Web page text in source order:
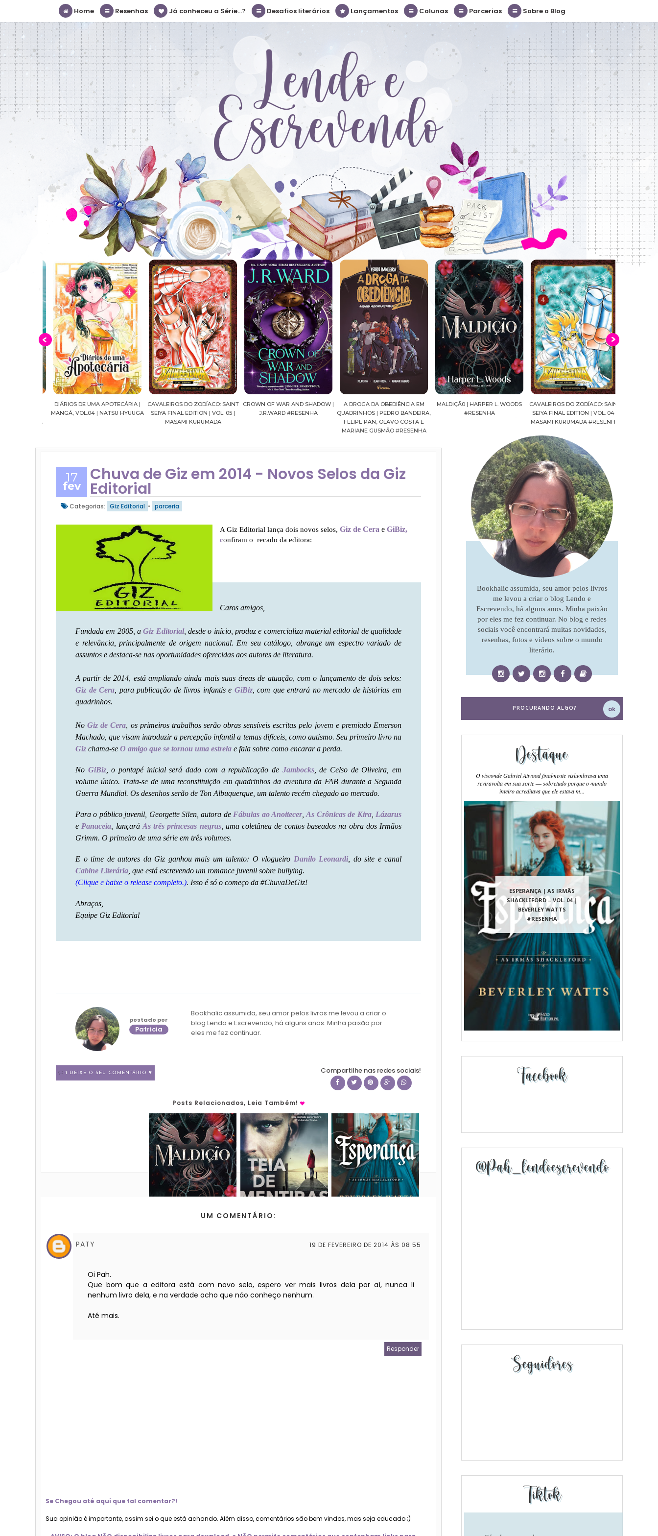
Home Resenhas Já conheceu a Série...? Desafios literários Lançamentos Colunas Parcerias Sobre o Blog
DIÁRIOS DE UMA APOTECÁRIA |
MANGÁ, VOL.04 | NATSU HYUUGA
CAVALEIROS DO ZODÍACO: SAINT
SEIYA FINAL EDITION | VOL. 05 |
MASAMI KURUMADA
CROWN OF WAR AND SHADOW |
J.R.WARD #RESENHA
A DROGA DA OBEDIÊNCIA EM
QUADRINHOS | PEDRO BANDEIRA,
FELIPE PAN, OLAVO COSTA E
MARIANE GUSMÃO #RESENHA
MALDIÇÃ0 | HARPER L. WOODS
#RESENHA
CAVALEIROS DO ZODÍACO: SAINT
SEIYA FINAL EDITION | VOL. 04 |
MASAMI KURUMADA #RESENHA
17
fev
Chuva de Giz em 2014 - Novos Selos da Giz
Editorial
Categorias: Giz Editorial • parceria
A Giz Editorial lança dois novos selos, Giz de Cera e GiBiz,
confiram o recado da editora:
Caros amigos,
Fundada em 2005, aGiz Editorial, desde o início, produz e comercializa material editorial de qualidade
e relevância, principalmente de origem nacional. Em seu catálogo, abrange um espectro variado de
assuntos e destaca-se nas oportunidades oferecidas aos autores de literatura.
A partir de 2014, está ampliando ainda mais suas áreas de atuação, com o lançamento de dois selos:
Giz de Cera , para publicação de livros infantis e GiBiz, com que entrará no mercado de histórias em
quadrinhos.
NoGiz de Cera , os primeiros trabalhos serão obras sensíveis escritas pelo jovem e premiado Emerson
Machado, que visam introduzir a percepção infantil a temas difíceis, como autismo. Seu primeiro livro na
Giz chama-se O amigo que se tornou uma estrela e fala sobre como encarar a perda.
No GiBiz, o pontapé inicial será dado com a republicação de Jambocks, de Celso de Oliveira, em
volume único. Trata-se de uma reconstituição em quadrinhos da aventura da FAB durante a Segunda
Guerra Mundial. Os desenhos serão de Ton Albuquerque, um talento recém chegado ao mercado.
Para o público juvenil, Georgette Silen, autora de Fábulas ao Anoitecer,As Crônicas de Kira, Lázarus
e Panaceia , lançará As três princesas negras, uma coletânea de contos baseados na obra dos Irmãos
Grimm. O primeiro de uma série em três volumes.
E o time de autores da Giz ganhou mais um talento: O vlogueiro Danilo Leonardi, do site e canal
Cabine Literária , que está escrevendo um romance juvenil sobre bullying.
(Clique e baixe o release completo.). Isso é só o começo da #ChuvaDeGiz!
Abraços,
Equipe Giz Editorial
postado por
Patricia
Bookhalic assumida, seu amor pelos livros me levou a criar o
blog Lendo e Escrevendo, há alguns anos. Minha paixão por
eles me fez continuar.
1 DEIXE O SEU COMENTÁRIO ♥ Compartilhe nas redes sociais!
Posts Relacionados, Leia Também!
UM COMENTÁRIO:
PATY 19 DE FEVEREIRO DE 2014 ÀS 08:55
Oi Pah.
Que bom que a editora está com novo selo, espero ver mais livros dela por aí, nunca li
nenhum livro dela, e na verdade acho que não conheço nenhum.
Até mais.
Responder
Se Chegou até aqui que tal comentar?!
Sua opinião é importante, assim sei o que está achando. Além disso, comentários são bem vindos, mas seja educado ;)
Bookhalic assumida, seu amor pelos livros
me levou a criar o blog Lendo e
Escrevendo, há alguns anos. Minha paixão
por eles me fez continuar. No blog e redes
sociais você encontrará muitas novidades,
resenhas, fotos e vídeos sobre o mundo
literário.
Destaque
ESPERANÇA | AS IRMÃS
SHACKLEFORD – VOL. 04 |
BEVERLEY WATTS
#RESENHA
O visconde Gabriel Atwood finalmente vislumbrava uma
reviravolta em sua sorte ― sobretudo porque o mundo
inteiro acreditava que ele estava m...
Facebook
@pah_lendoescrevendo
Seguidores
Tiktok